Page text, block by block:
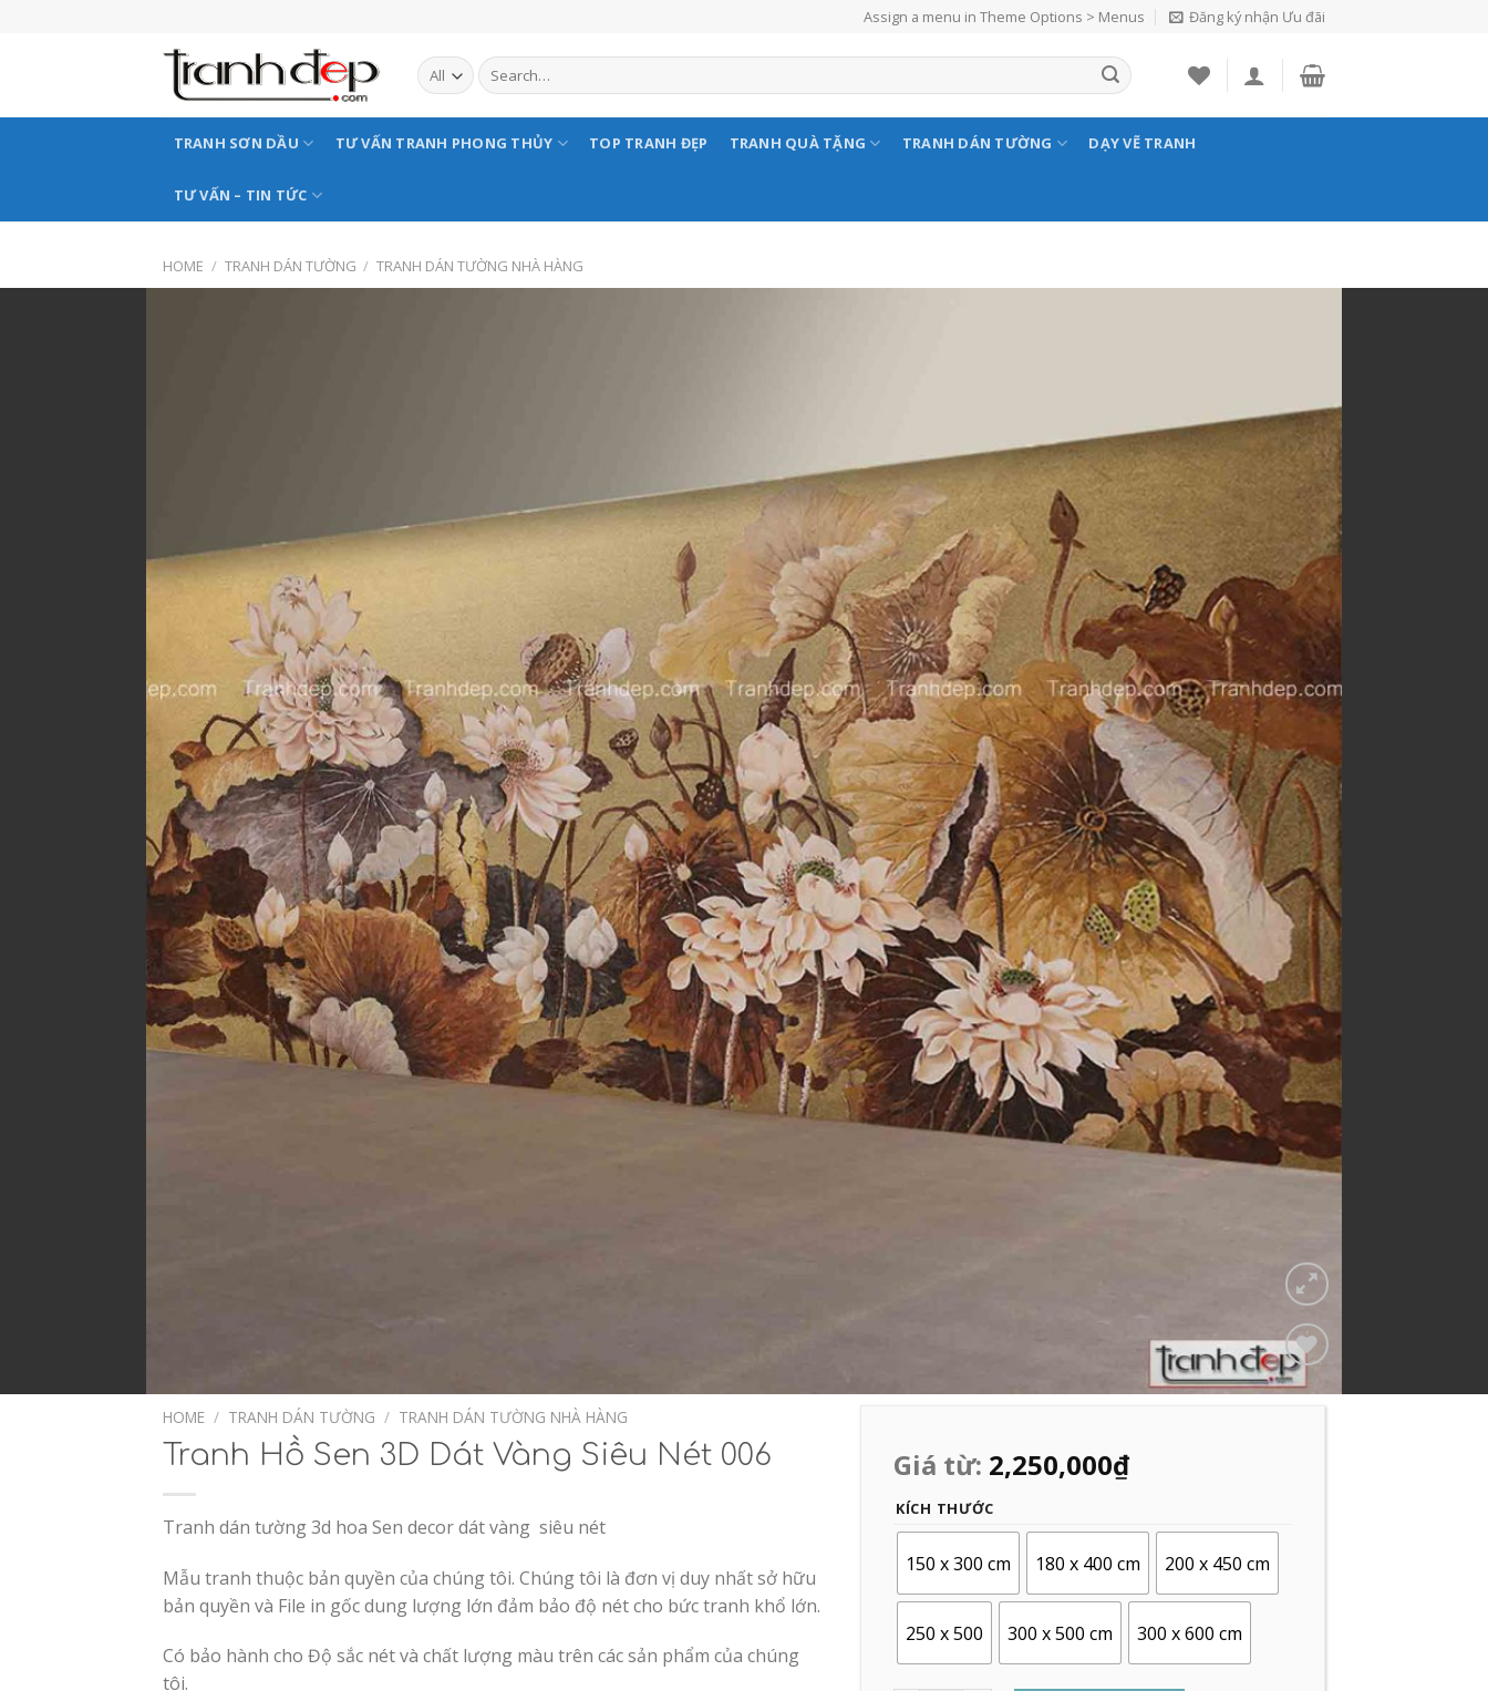
Assign a menu in Theme Options > Menus Đăng ký nhận Ưu đãi
TRANH SƠN DẦU TƯ VẤN TRANH PHONG THỦY TOP TRANH ĐẸP TRANH QUÀ TẶNG TRANH DÁN TƯỜNG DẠY VẼ TRANH
TƯ VẤN – TIN TỨC
HOME / TRANH DÁN TƯỜNG / TRANH DÁN TƯỜNG NHÀ HÀNG
Add to
HOME / TRANH DÁN TƯỜNG / TRANH DÁN TƯỜNG NHÀ HÀNG
Tranh Hồ Sen 3D Dát Vàng Siêu Nét 006
Tranh dán tường 3d hoa Sen decor dát vàng siêu nét
Mẫu tranh thuộc bản quyền của chúng tôi. Chúng tôi là đơn vị duy nhất sở hữu
bản quyền và File in gốc dung lượng lớn đảm bảo độ nét cho bức tranh khổ lớn.
Có bảo hành cho Độ sắc nét và chất lượng màu trên các sản phẩm của chúng
tôi.
Giá từ: 2,250,000₫
KÍCH THƯỚC
150 x 300 cm 180 x 400 cm 200 x 450 cm
250 x 500 300 x 500 cm 300 x 600 cm